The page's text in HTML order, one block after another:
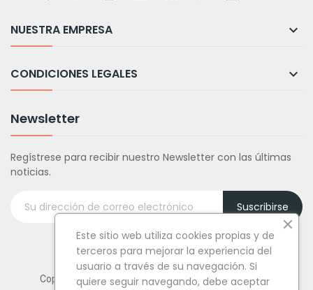
NUESTRA EMPRESA 
CONDICIONES LEGALES 
Newsletter
Regístrese para recibir nuestro Newsletter con las últimas
noticias.
Suscribirse
Copyright © Tufiestamolamazo.com - Todos los derechos
Este sitio web utiliza cookies propias y de
terceros para mejorar la experiencia del
usuario a través de su navegación. Si
quiere seguir navegando, debe aceptar